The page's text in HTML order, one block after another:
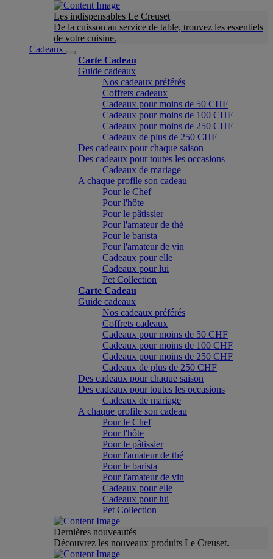
Les indispensables Le Creuset
De la cuisson au service de table, trouvez les essentiels
de votre cuisine.
Cadeaux
Carte Cadeau
Guide cadeaux
Nos cadeaux préférés
Coffrets cadeaux
Cadeaux pour moins de 50 CHF
Cadeaux pour moins de 100 CHF
Cadeaux pour moins de 250 CHF
Cadeaux de plus de 250 CHF
Des cadeaux pour chaque saison
Des cadeaux pour toutes les occasions
Cadeaux de mariage
A chaque profile son cadeau
Pour le Chef
Pour l'hôte
Pour le pâtissier
Pour l'amateur de thé
Pour le barista
Pour l'amateur de vin
Cadeaux pour elle
Cadeaux pour lui
Pet Collection
Carte Cadeau
Guide cadeaux
Nos cadeaux préférés
Coffrets cadeaux
Cadeaux pour moins de 50 CHF
Cadeaux pour moins de 100 CHF
Cadeaux pour moins de 250 CHF
Cadeaux de plus de 250 CHF
Des cadeaux pour chaque saison
Des cadeaux pour toutes les occasions
Cadeaux de mariage
A chaque profile son cadeau
Pour le Chef
Pour l'hôte
Pour le pâtissier
Pour l'amateur de thé
Pour le barista
Pour l'amateur de vin
Cadeaux pour elle
Cadeaux pour lui
Pet Collection
Dernières nouveautés
Découvrez les nouveaux produits Le Creuset.